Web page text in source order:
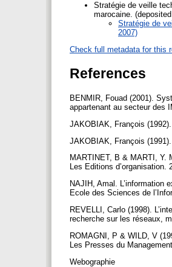
Stratégie de veille
marocaine.
Stratégie de
2007)
Check full metadata for this
References
BENMIR, Fouad (2001).
appartenant au secteur des
JAKOBIAK, François
JAKOBIAK, François
MARTINET, B & MARTI, Y.
Les Editions d’organisation.
NAJIH, Amal. L’information
Ecole des Sciences de
REVELLI, Carlo (1998).
recherche sur les réseaux,
ROMAGNI, P & WILD, V
Les Presses du
Webographie